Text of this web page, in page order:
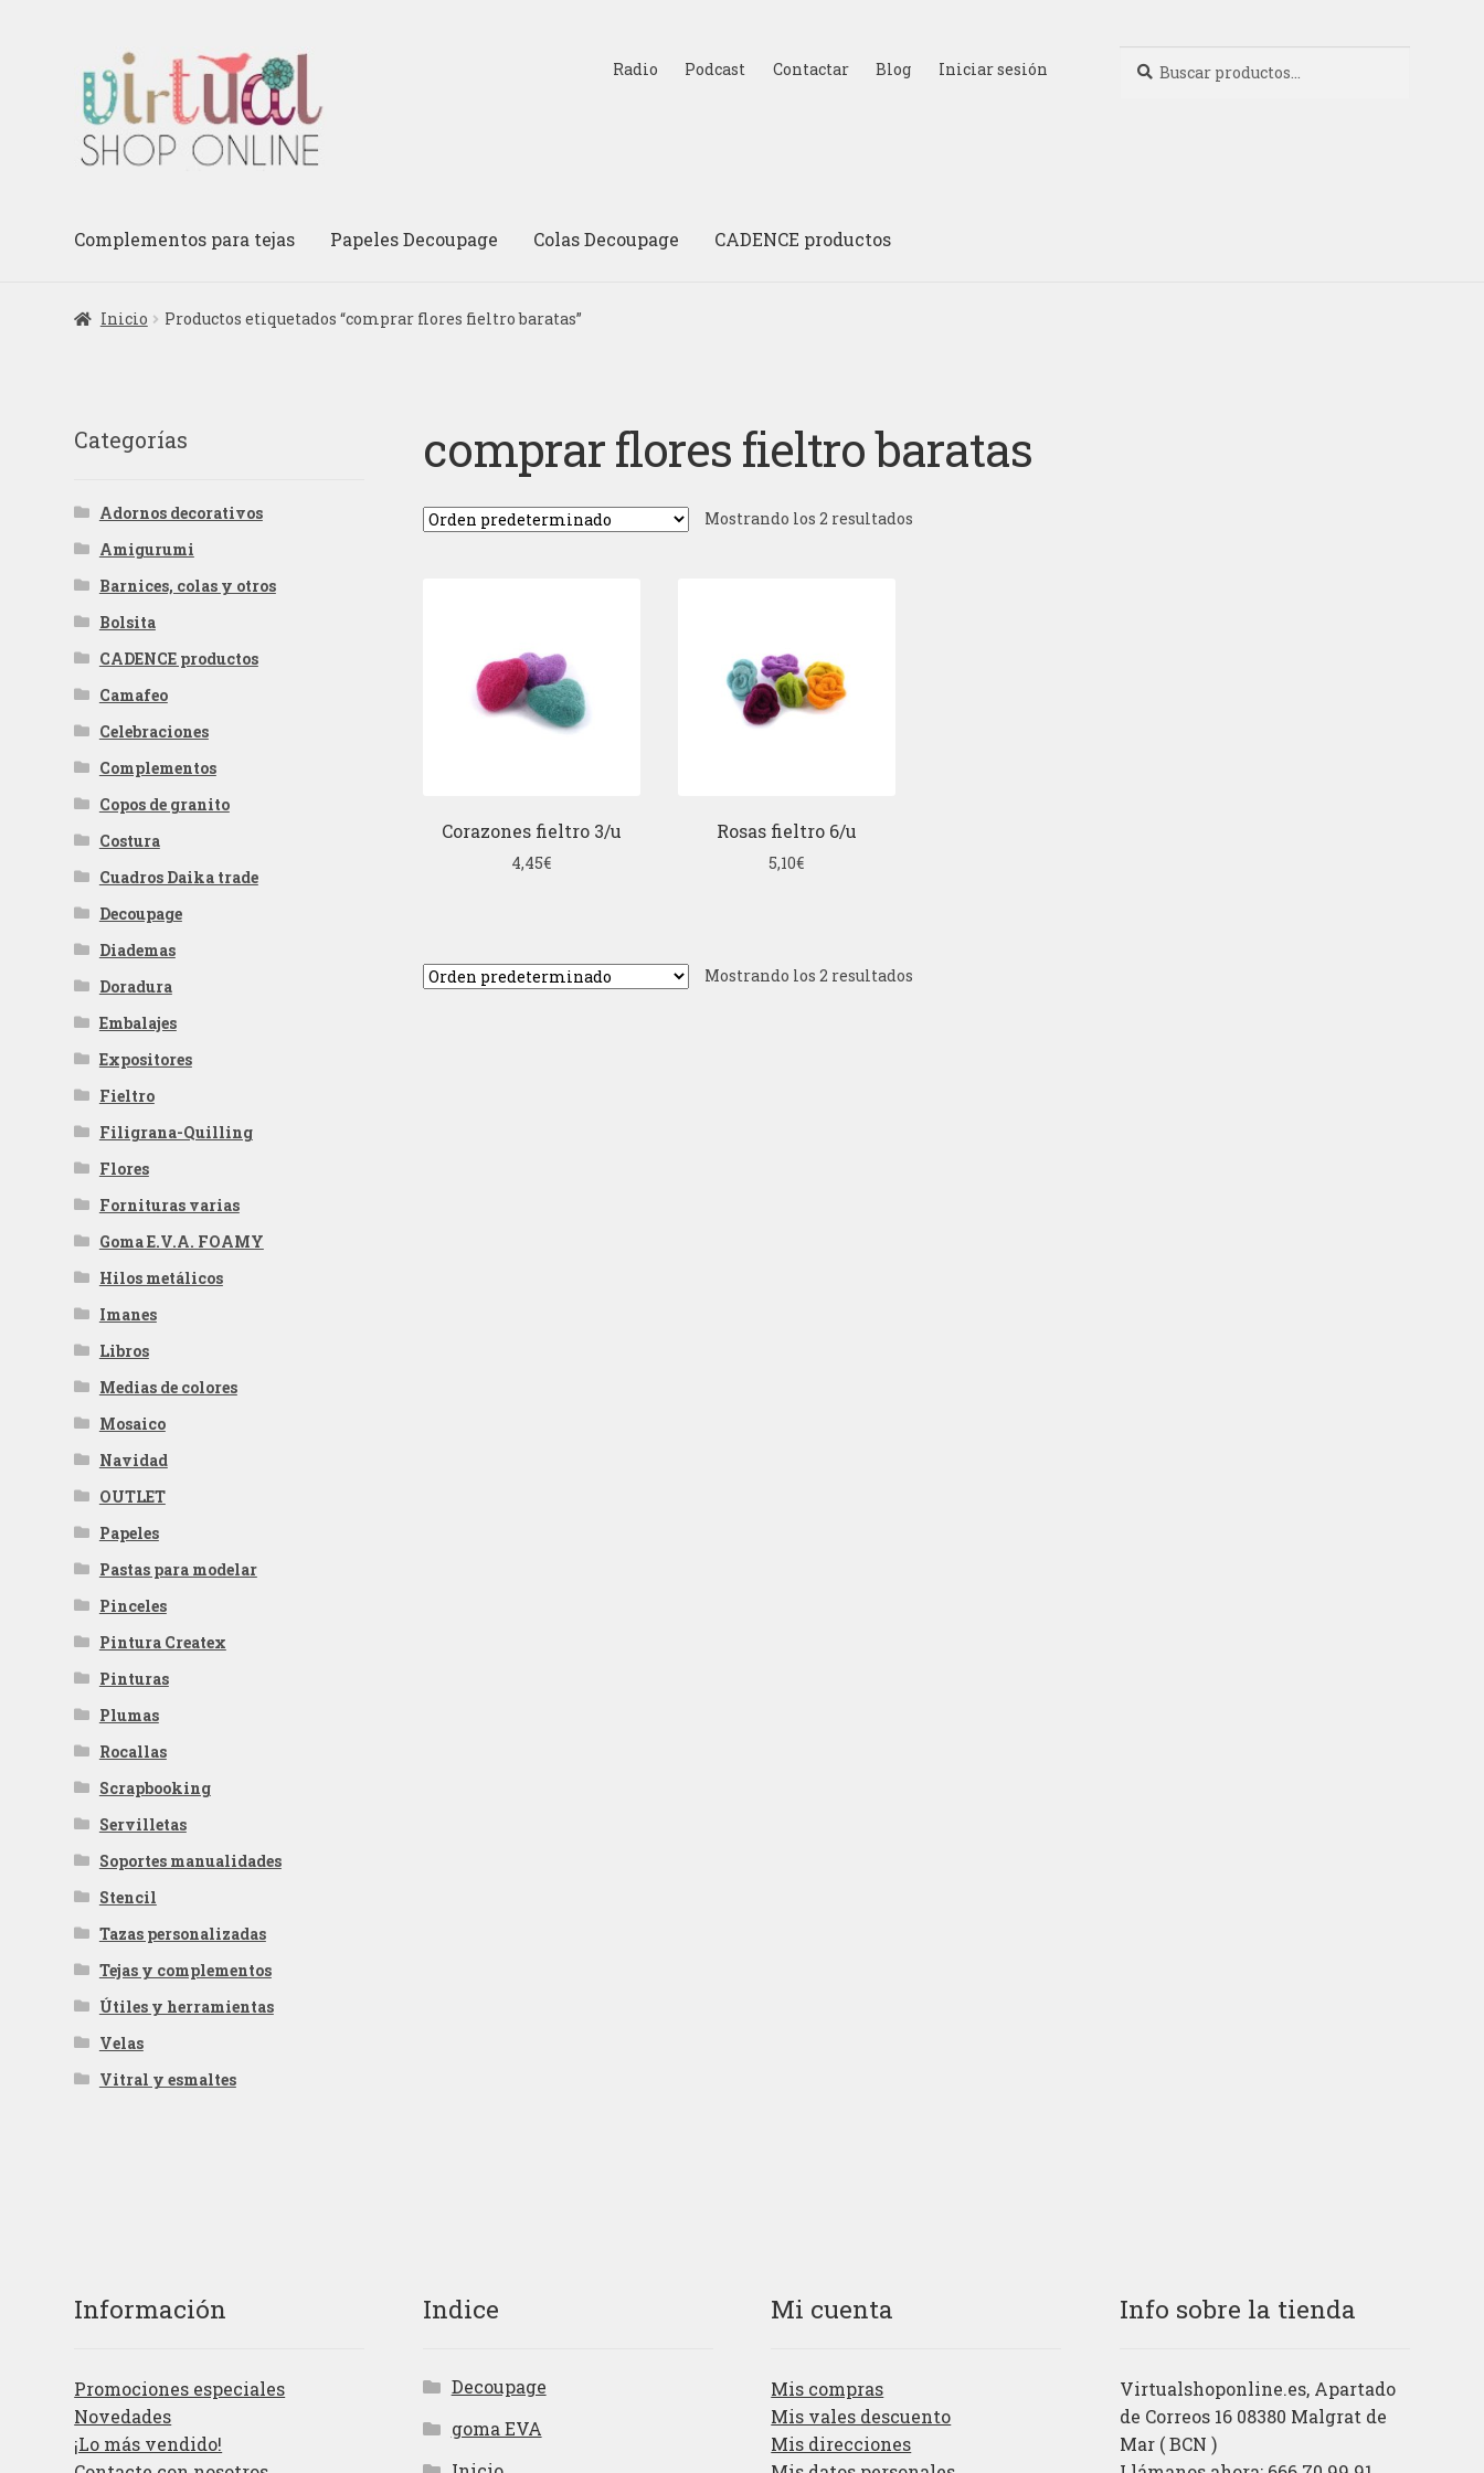
la
navegación
al
contenido
Radio Podcast Contactar Blog Iniciar sesión
por:
Complementos para tejas Papeles Decoupage Colas Decoupage CADENCE productos
Inicio Productos etiquetados “comprar flores fieltro baratas”
comprar flores fieltro baratas
Mostrando los 2 resultados
Corazones fieltro 3/u
4,45€
Rosas fieltro 6/u
5,10€
Mostrando los 2 resultados
Categorías
Adornos decorativos
Amigurumi
Barnices, colas y otros
Bolsita
CADENCE productos
Camafeo
Celebraciones
Complementos
Copos de granito
Costura
Cuadros Daika trade
Decoupage
Diademas
Doradura
Embalajes
Expositores
Fieltro
Filigrana-Quilling
Flores
Fornituras varias
Goma E.V.A. FOAMY
Hilos metálicos
Imanes
Libros
Medias de colores
Mosaico
Navidad
OUTLET
Papeles
Pastas para modelar
Pinceles
Pintura Createx
Pinturas
Plumas
Rocallas
Scrapbooking
Servilletas
Soportes manualidades
Stencil
Tazas personalizadas
Tejas y complementos
Útiles y herramientas
Velas
Vitral y esmaltes
Información
Promociones especiales
Novedades
¡Lo más vendido!
Indice
Decoupage
goma EVA
Mi cuenta
Mis compras
Mis vales descuento
Mis direcciones
Info sobre la tienda
Virtualshoponline.es, Apartado
de Correos 16 08380 Malgrat de
Mar ( BCN )